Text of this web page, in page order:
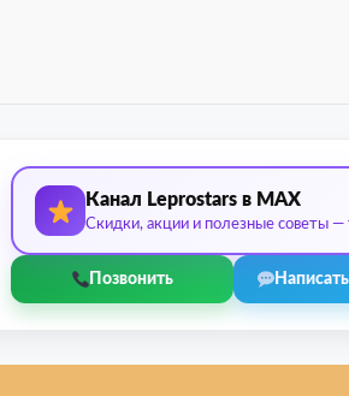
Канал Leprostars в MAX
Скидки, акции и полезные советы —
Позвонить